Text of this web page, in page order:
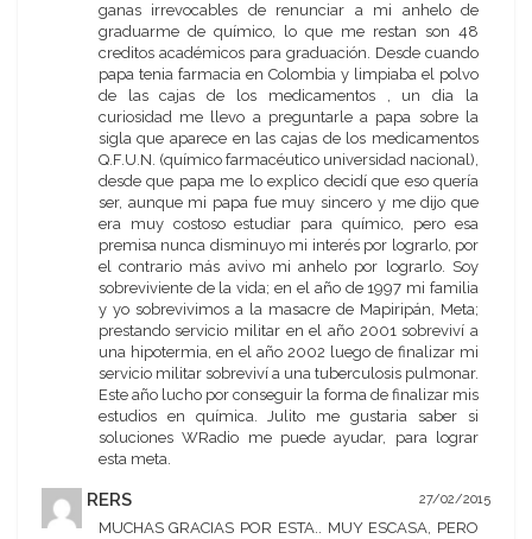
ganas irrevocables de renunciar a mi anhelo de
graduarme de químico, lo que me restan son 48
creditos académicos para graduación. Desde cuando
papa tenia farmacia en Colombia y limpiaba el polvo
de las cajas de los medicamentos , un dia la
curiosidad me llevo a preguntarle a papa sobre la
sigla que aparece en las cajas de los medicamentos
Q.F.U.N. (químico farmacéutico universidad nacional),
desde que papa me lo explico decidí que eso quería
ser, aunque mi papa fue muy sincero y me dijo que
era muy costoso estudiar para químico, pero esa
premisa nunca disminuyo mi interés por lograrlo, por
el contrario más avivo mi anhelo por lograrlo. Soy
sobreviviente de la vida; en el año de 1997 mi familia
y yo sobrevivimos a la masacre de Mapiripán, Meta;
prestando servicio militar en el año 2001 sobreviví a
una hipotermia, en el año 2002 luego de finalizar mi
servicio militar sobreviví a una tuberculosis pulmonar.
Este año lucho por conseguir la forma de finalizar mis
estudios en química. Julito me gustaria saber si
soluciones WRadio me puede ayudar, para lograr
esta meta.
RERS 27/02/2015
MUCHAS GRACIAS POR ESTA.. MUY ESCASA, PERO